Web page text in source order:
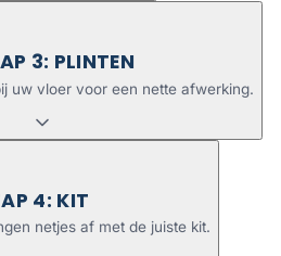
3: PLINTEN
uw vloer voor een nette afwerking.
4: KIT
netjes af met de juiste kit.